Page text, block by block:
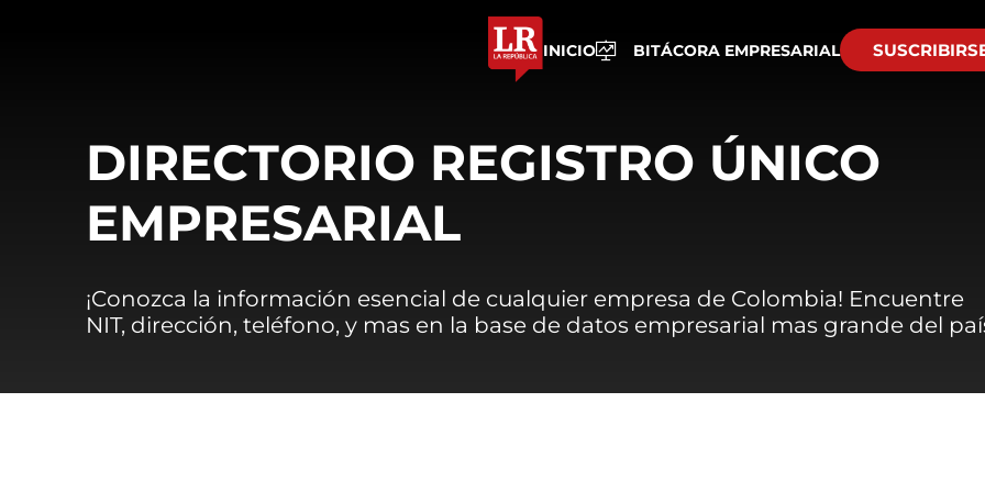
INICIO BITÁCORA EMPRESARIAL
DIRECTORIO REGISTRO ÚNICO
EMPRESARIAL
¡Conozca la información esencial de cualquier empresa de Colombia! Encuentre
NIT, dirección, teléfono, y mas en la base de datos empresarial mas grande del